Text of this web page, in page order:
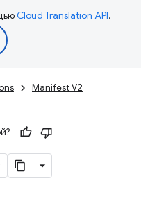
Cloud Translation API.
Manifest V2